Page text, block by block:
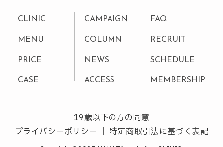
CLINIC
MENU
PRICE
CASE
CAMPAIGN
COLUMN
NEWS
ACCESS
FAQ
RECRUIT
SCHEDULE
MEMBERSHIP
19歳以下の方の同意
プライバシーポリシー ｜特定商取引法に基づく表記